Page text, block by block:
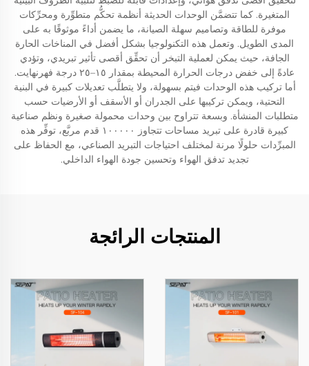
المتغيرة. كما تتضمَّن الوحدات الحديثة أنظمة تحكُّم متطوِّرة ومحرِّكات
موفرة للطاقة وتصاميم سهلة الصيانة، ما يضمن أداءً موثوقًا به على
المدى الطويل. وتعمل هذه التكنولوجيا بشكل أفضل في المناخات الحارة
الجافة، حيث يمكن لعملية التبخر أن تحقِّق أقصى تأثير تبريدي، وتؤدي
عادةً إلى خفض درجات الحرارة المحيطة بمقدار ١٥–٢٥ درجة فهرنهايت.
أما تركيب هذه الوحدات فيتم بسهولة، ولا يتطلَّب تعديلات كبيرة في البنية
التحتية، ويمكن تركيبها على الجدران أو الأسقف أو الأرضيات حسب
متطلبات المنشأة. وبسعة تتراوح بين وحدات محمولة صغيرة ونظم صناعية
كبيرة قادرة على تبريد مساحات تتجاوز ١٠٠٠٠٠ قدم مربَّع، توفِّر هذه
المبرِّدات حلولًا مرنة لمختلف احتياجات التبريد الصناعي، مع الحفاظ على
تجديد تدفق الهواء وتحسين جودة الهواء الداخلي.
المنتجات الرائجة